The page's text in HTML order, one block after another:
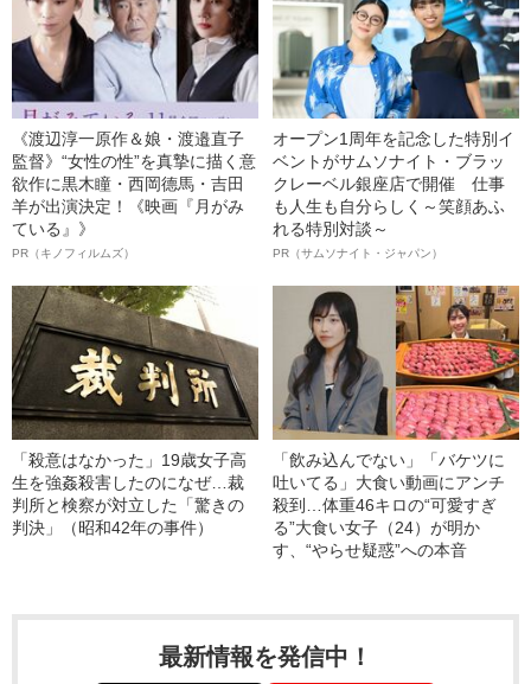
《渡辺淳一原作＆娘・渡邉直子
監督》“女性の性”を真摯に描く意
欲作に黒木瞳・西岡德馬・吉田
羊が出演決定！《映画『月がみ
ている』》
PR（キノフィルムズ）
オープン1周年を記念した特別イ
ベントがサムソナイト・ブラッ
クレーベル銀座店で開催 仕事
も人生も自分らしく～笑顔あふ
れる特別対談～
PR（サムソナイト・ジャパン）
「殺意はなかった」19歳女子高
生を強姦殺害したのになぜ…裁
判所と検察が対立した「驚きの
判決」（昭和42年の事件）
「飲み込んでない」「バケツに
吐いてる」大食い動画にアンチ
殺到…体重46キロの“可愛すぎ
る”大食い女子（24）が明か
す、“やらせ疑惑”への本音
最新情報を発信中！